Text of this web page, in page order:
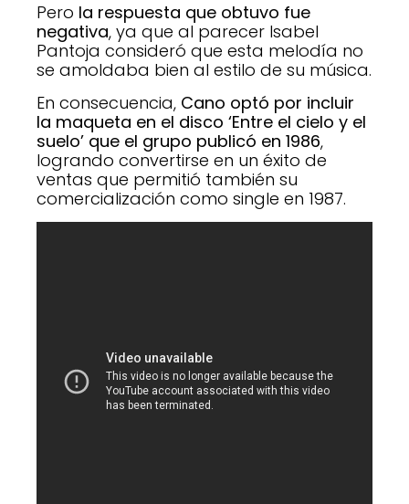
Pero la respuesta que obtuvo fue
negativa, ya que al parecer Isabel
Pantoja consideró que esta melodía no
se amoldaba bien al estilo de su música.
En consecuencia, Cano optó por incluir
la maqueta en el disco ‘Entre el cielo y el
suelo’ que el grupo publicó en 1986,
logrando convertirse en un éxito de
ventas que permitió también su
comercialización como single en 1987.